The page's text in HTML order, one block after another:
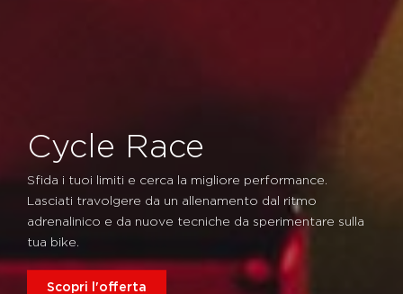
Cycle Race
Sfida i tuoi limiti e cerca la migliore performance.
Lasciati travolgere da un allenamento dal ritmo
adrenalinico e da nuove tecniche da sperimentare sulla
tua bike.
Scopri l'offerta